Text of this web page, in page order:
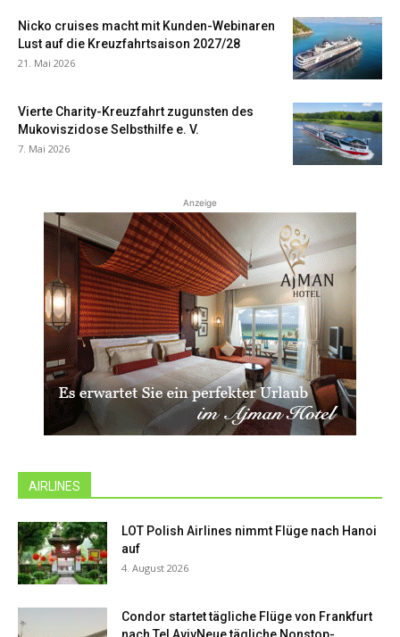
Nicko cruises macht mit Kunden-Webinaren
Lust auf die Kreuzfahrtsaison 2027/28
21. Mai 2026
Vierte Charity-Kreuzfahrt zugunsten des
Mukoviszidose Selbsthilfe e. V.
7. Mai 2026
Anzeige
AIRLINES
LOT Polish Airlines nimmt Flüge nach Hanoi
auf
4. August 2026
Condor startet tägliche Flüge von Frankfurt
nach Tel AvivNeue tägliche Nonstop-